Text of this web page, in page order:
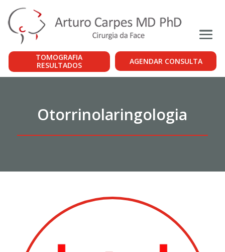
TOMOGRAFIA
RESULTADOS
AGENDAR CONSULTA
Otorrinolaringologia